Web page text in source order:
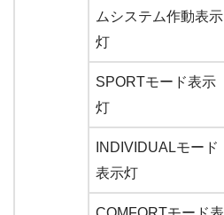
ムシステム作動表示
灯
SPORTモード表示
灯
INDIVIDUALモード
表示灯